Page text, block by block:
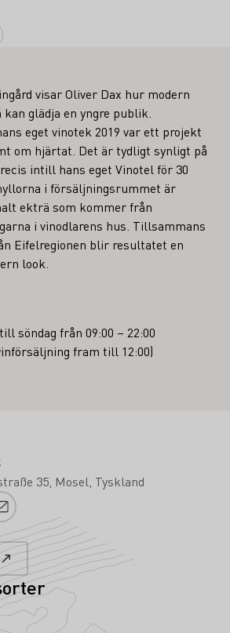
visar Oliver Dax hur modern
glädja en yngre publik.
eget vinotek 2019 var ett projekt
om hjärtat. Det är tydligt synligt på
intill hans eget Vinotel för 30
i försäljningsrummet är
ekträ som kommer från
i vinodlarens hus. Tillsammans
Eifelregionen blir resultatet en
look.
söndag från 09:00 – 22:00
fram till 12:00)
35 Mosel Tyskland
Lägg till e-post